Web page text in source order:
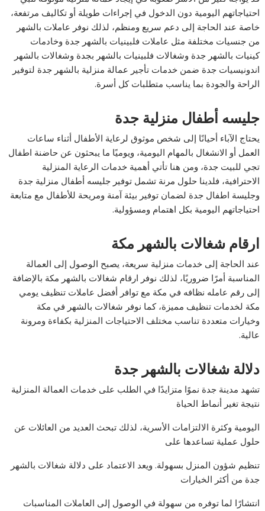
احتياجاتهم اليومية دون الدخول في إجراءات طويلة أو تكاليف مرتفعة،
خاصة عند الحاجة إلى دعم سريع ومنظم، لذلك نوفر عاملات بالشهر
من جنسيات مختلفة مثل عاملات فلبينيات بالشهر جدة وخادمات
كينيات بالشهر جدة وشغالات فلبينيات بالشهر بجدة وشغالات بالشهر
اندونيسيات جدة ضمن خدمات تأجير عمالة منزلية بالشهر جدة لتوفير
الراحة والجودة بما يناسب متطلبات كل أسرة.
جليسه أطفال منزلية جدة
يحتاج الآباء أحيانًا إلى شخص موثوق لرعاية الأطفال أثناء ساعات
العمل أو الانشغال بالمهام اليومية، ويوميًا ما يبحثون عن حاضنة اطفال
تجي للبيت جدة، ومن هنا تأتي أهمية خدمات الرعاية المنزلية
الاحترافية، فلدينا حلول مرنة تشمل توفير جليسه أطفال منزلية جدة
وجليسة اطفال جدة لضمان توفير بيئة آمنة ومريحة للأطفال مع متابعة
احتياجاتهم اليومية بكل اهتمام ومسؤولية.
ارقام شغالات بالشهر مكة
عند الحاجة إلى خدمات منزلية سريعة، يصبح الوصول إلى العمالة
المناسبة أمرًا ضروريًا، لذلك نوفر ارقام شغالات بالشهر مكة بالإضافة
إلى رقم عامله نظافه في مكة مع توافر أفضل عاملات تنظيف يومي
مكة لخدمات تنظيف مميزة، كما نوفر شغالات بالشهر في مكة
وخيارات متعددة تناسب مختلف الاحتياجات المنزلية بكفاءة ومرونة
عالية.
دلالة شغالات بالشهر جدة
تشهد مدينة جدة نموًا متزايدًا في الطلب على خدمات العمالة المنزلية
نتيجة تغير أنماط الحياة
اليومية وكثرة الالتزامات الأسرية، لذلك تبحث العديد من العائلات عن
حلول عملية تساعدها على
تنظيم شؤون المنزل بسهولة. ويعد الاعتماد على دلالة شغالات بالشهر
جدة من أكثر الخيارات
انتشارًا لما توفره من سهولة في الوصول إلى العاملات المناسبات